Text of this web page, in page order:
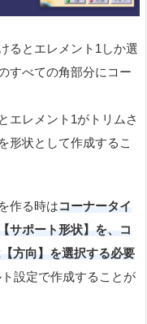
るとエレメント1しか選
すべての角部分にコー
エレメント1がトリムさ
形状として作成するこ
作る時はコーナータイ
サポート形状】を、コ
方向】を選択する必要
設定で作成することが